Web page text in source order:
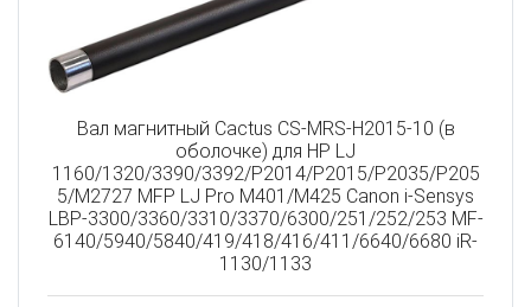
Вал магнитный Cactus CS-MRS-H2015-10 (в
оболочке) для HP LJ
1160/1320/3390/3392/P2014/P2015/P2035/P205
5/M2727 MFP LJ Pro M401/M425 Canon i-Sensys
LBP-3300/3360/3310/3370/6300/251/252/253 MF-
6140/5940/5840/419/418/416/411/6640/6680 iR-
1130/1133